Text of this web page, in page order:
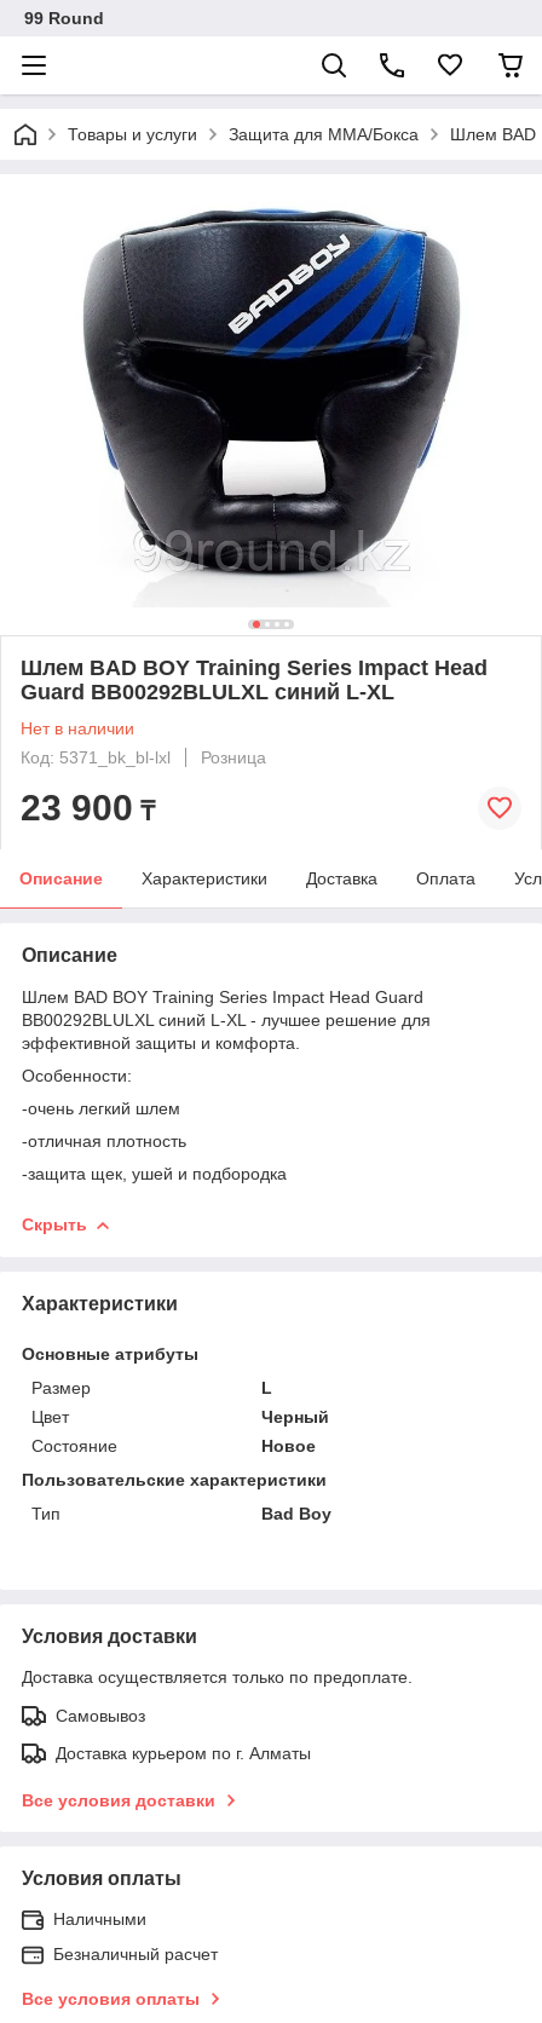
99 Round
Товары и услуги Защита для ММА/Бокса Шлем BAD
Шлем BAD BOY Training Series Impact Head
Guard BB00292BLULXL синий L-XL
Нет в наличии
Код: 5371_bk_bl-lxl
Розница
23 900 ₸
Описание Характеристики Доставка Оплата
Описание
Шлем BAD BOY Training Series Impact Head Guard
BB00292BLULXL синий L-XL - лучшее решение для
эффективной защиты и комфорта.
Особенности:
-очень легкий шлем
-отличная плотность
-защита щек, ушей и подбородка
Скрыть
Характеристики
Основные атрибуты
Размер
L
Цвет
Черный
Состояние
Новое
Пользовательские характеристики
Тип
Bad Boy
Условия доставки
Доставка осуществляется только по предоплате.
Самовывоз
Доставка курьером по г. Алматы
Все условия доставки
Условия оплаты
Наличными
Безналичный расчет
Все условия оплаты